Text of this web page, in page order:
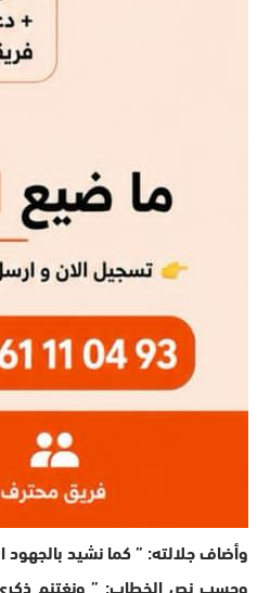
وأضاف جلالته: ” كما نشيد بالجهود
وحسب نص الخطاب: ” ونغتنم ذكرى